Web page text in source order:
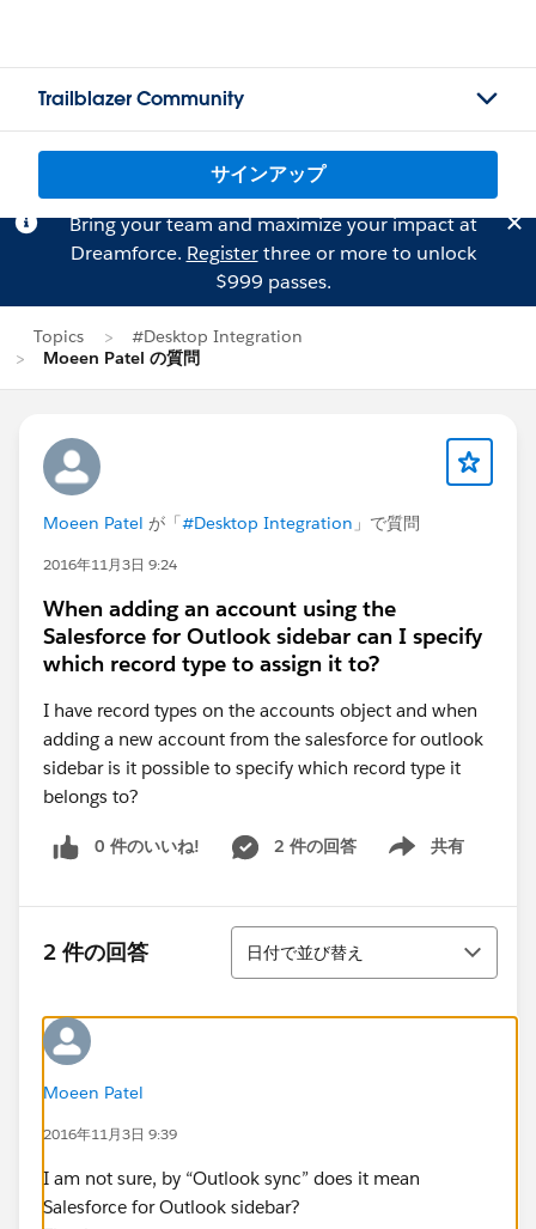
Trailblazer Community
サインアップ
Bring your team and maximize your impact at
Dreamforce. Registerthree or more to unlock
$999 passes.
Topics
#Desktop Integration
Moeen Patel の質問
Moeen Patel が「#Desktop Integration 」で質問
2016年11月3日 9:24
When adding an account using the
Salesforce for Outlook sidebar can I specify
which record type to assign it to?
I have record types on the accounts object and when
adding a new account from the salesforce for outlook
sidebar is it possible to specify which record type it
belongs to?
0 件のいいね! 2 件の回答 共有
Show menu
2 件の回答
並び替え
日付で並び替え
Moeen Patel
2016年11月3日 9:39
I am not sure, by “Outlook sync” does it mean
Salesforce for Outlook sidebar?